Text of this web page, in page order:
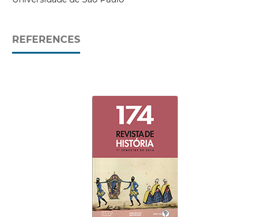
REFERENCES